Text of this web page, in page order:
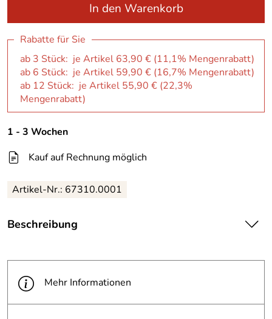
In den Warenkorb
Rabatte für Sie
ab 3 Stück: je Artikel 63,90 € (11,1% Mengenrabatt)
ab 6 Stück: je Artikel 59,90 € (16,7% Mengenrabatt)
ab 12 Stück: je Artikel 55,90 € (22,3%
Mengenrabatt)
1 - 3 Wochen
Kauf auf Rechnung möglich
Artikel-Nr.: 67310.0001
Beschreibung
Waschraumerlebnis mit dem KCP Aquarius™ ToPa-
Spender
· der perfekt mit den bekannten und bewährten Marken
Kleenex® und Scott® harmoniert. Diese
Mehr Informationen